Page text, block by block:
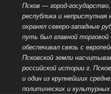
Псков — город-
республика и
охранял северо-западные
путь был главной торговой
обеспечивал связь с
Псковской земли
российской истории г.
и один из крупнейших
политических и